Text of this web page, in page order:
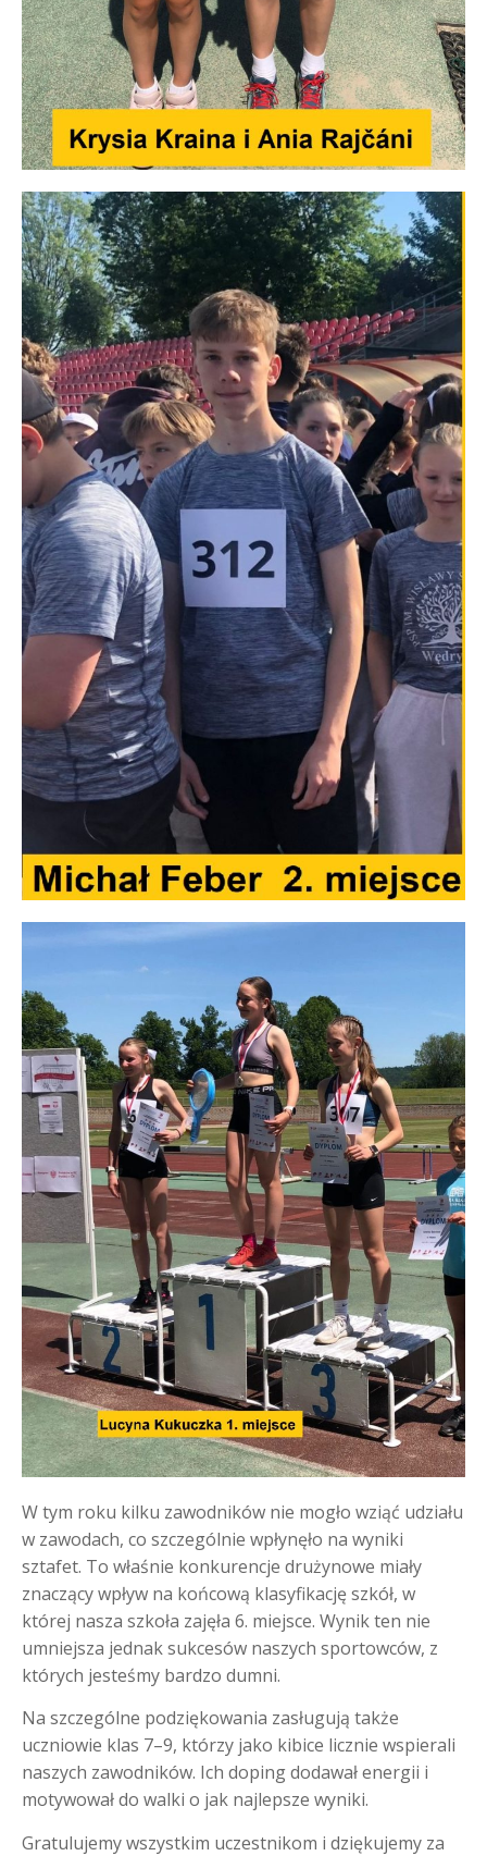
W tym roku kilku zawodników nie mogło wziąć udziału
w zawodach, co szczególnie wpłynęło na wyniki
sztafet. To właśnie konkurencje drużynowe miały
znaczący wpływ na końcową klasyfikację szkół, w
której nasza szkoła zajęła 6. miejsce. Wynik ten nie
umniejsza jednak sukcesów naszych sportowców, z
których jesteśmy bardzo dumni.
Na szczególne podziękowania zasługują także
uczniowie klas 7–9, którzy jako kibice licznie wspierali
naszych zawodników. Ich doping dodawał energii i
motywował do walki o jak najlepsze wyniki.
Gratulujemy wszystkim uczestnikom i dziękujemy za